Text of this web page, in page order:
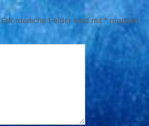
Erforderliche Felder sind mit * markiert